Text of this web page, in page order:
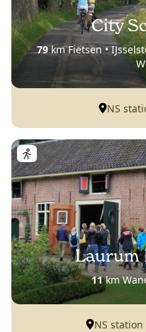
City
79km Fietsen •
NS
Laurum
11km
NS